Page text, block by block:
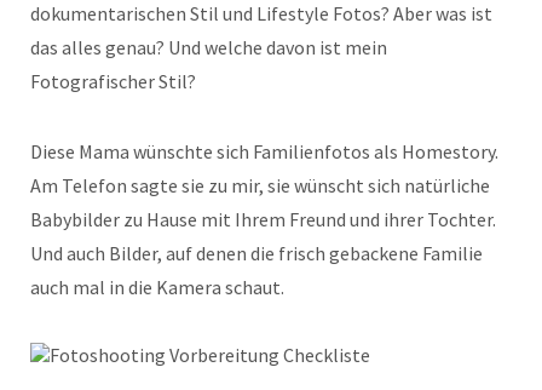
dokumentarischen Stil und Lifestyle Fotos? Aber was ist
das alles genau? Und welche davon ist mein
Fotografischer Stil?
Diese Mama wünschte sich Familienfotos als Homestory.
Am Telefon sagte sie zu mir, sie wünscht sich natürliche
Babybilder zu Hause mit Ihrem Freund und ihrer Tochter.
Und auch Bilder, auf denen die frisch gebackene Familie
auch mal in die Kamera schaut.